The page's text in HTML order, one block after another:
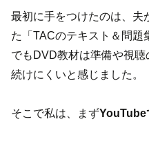
最初に手をつけたのは、夫
た「TACのテキスト＆問題
でもDVD教材は準備や視
続けにくいと感じました。
そこで私は、まずYouTube